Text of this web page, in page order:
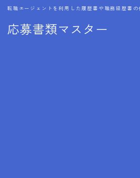
応募書類マスター
転職エージェントを利用した履歴書や職務経歴書
MENU